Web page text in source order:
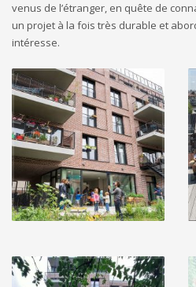
venus de l’étranger, en quête de
un projet à la fois très durable et
intéresse.